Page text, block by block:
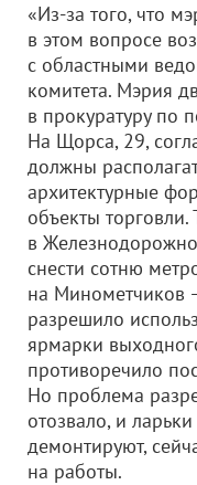
«Из-за того, что
в этом вопросе
с областными
комитета. Мэрия
в прокуратуру по
На Щорса, 29,
должны
архитектурные
объекты торговли.
в
снести сотню
на Минометчиков
разрешило
ярмарки
противоречило
Но проблема
отозвало, и
демонтируют,
на работы.